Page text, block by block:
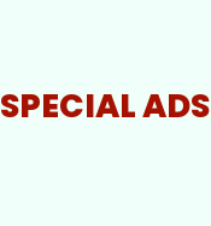
SPECIAL ADS